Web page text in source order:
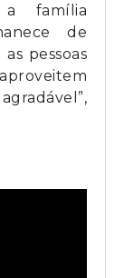
a família
de
pessoas